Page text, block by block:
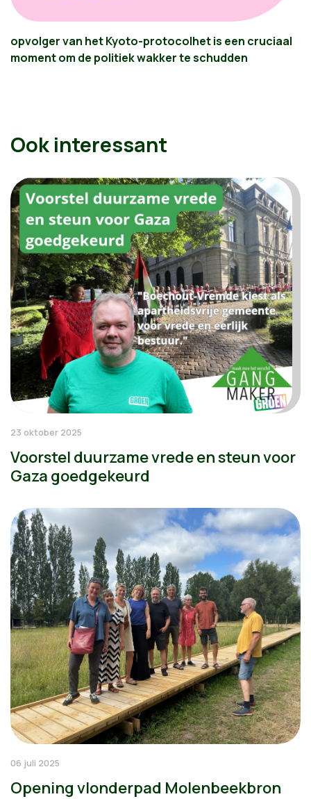
opvolger van het Kyoto-protocolhet is een cruciaal
moment om de politiek wakker te schudden
Ook interessant
23 oktober 2025
Voorstel duurzame vrede en steun voor
Gaza goedgekeurd
06 juli 2025
Opening vlonderpad Molenbeekbron